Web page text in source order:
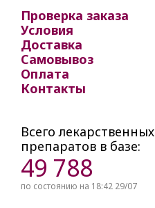
Проверка заказа
Условия
Доставка
Самовывоз
Оплата
Контакты
Всего лекарственных
препаратов в базе:
49 788
по состоянию на 18:42 29/07